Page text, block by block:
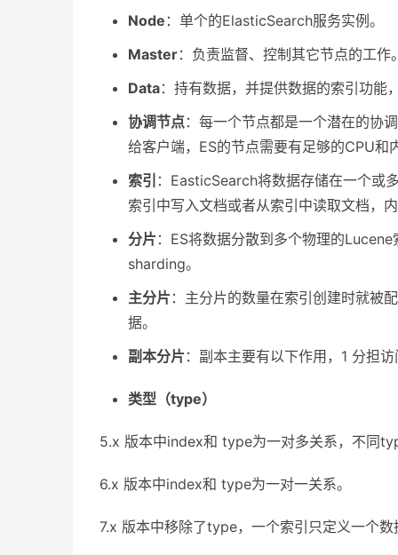
Node ：单个的ElasticSearch服务实例。
Master：负责监督、控制其它节点的工作
Data：持有数据，并提供数据的索引功能
协调节点：每一个节点都是一个潜在的协
给客户端，ES的节点需要有足够的CPU
索引 ：EasticSearch将数据存储在一个或
索引中写入文档或者从索引中读取文档，
分片 ：ES将数据分散到多个物理的
sharding。
主分片 ：主分片的数量在索引创建时就被
据。
副本分片 ：副本主要有以下作用，1 分担
类型（type）
5.x 版本中index和 type为一对多关系，不同
6.x 版本中index和 type为一对一关系。
7.x 版本中移除了type，一个索引只定义一个数